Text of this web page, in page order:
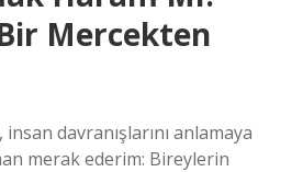
Mercekten
davranışlarını anlamaya
merak ederim: Bireylerin